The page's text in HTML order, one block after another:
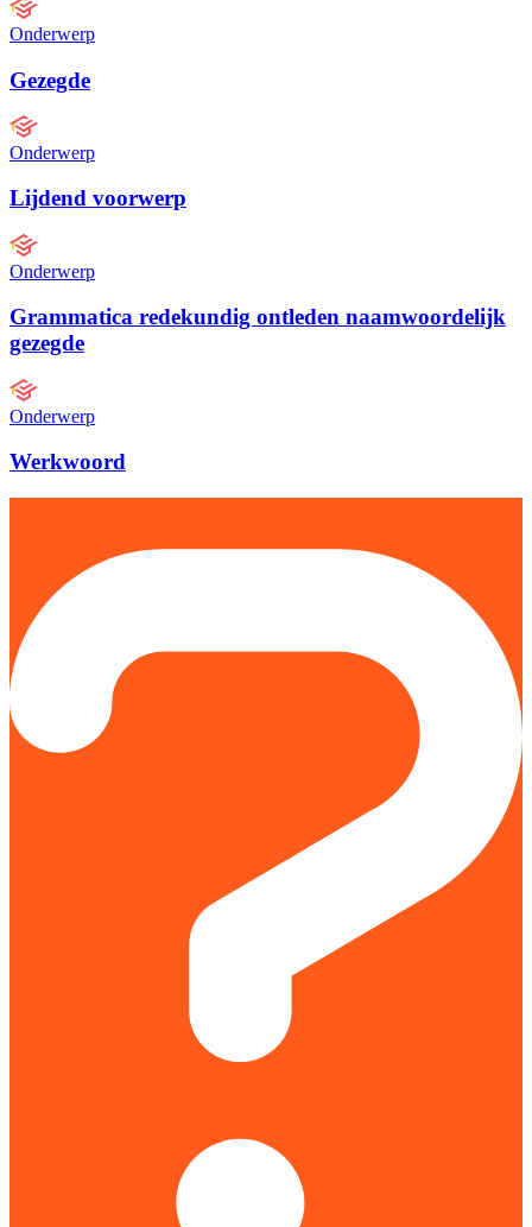
Onderwerp
Gezegde
Onderwerp
Lijdend voorwerp
Onderwerp
Grammatica redekundig ontleden naamwoordelijk
gezegde
Onderwerp
Werkwoord